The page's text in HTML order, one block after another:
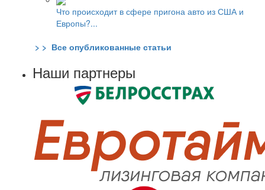
Что происходит в сфере пригона авто из США и
Европы?...
> > Все опубликованные статьи
Наши партнеры